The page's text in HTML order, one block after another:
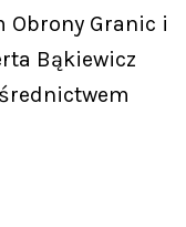
Obrony Granic i
Bąkiewicz